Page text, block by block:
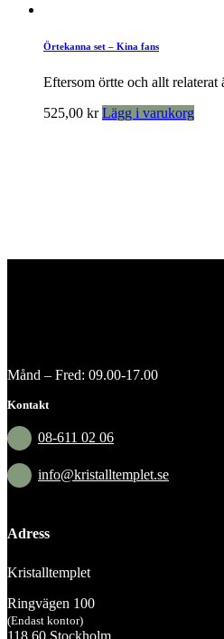
Örtekanna set – Kina fans
Eftersom örtte och allt relaterat
525,00 kr Lägg i varukorg
Månd – Fred: 09.00-17.00
Kontakt
08-611 02 06
info@kristalltemplet.se
Adress
Kristalltemplet
Ringvägen 100
(Endast kontor)
118 60 Stockholm